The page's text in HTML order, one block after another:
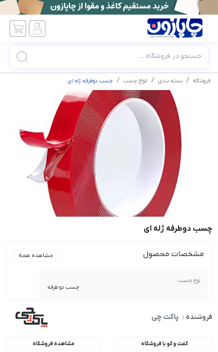
جستجو در فروشگاه ...
فروشگاه بسته بندی انواع چسب چسب دوطرفه ژله ای
چسب دوطرفه ژله ای
مشخصات محصول مشاهده همه
نوع چسب :
چسب دو طرفه
فروشنده : پاکت چی
گفت و گو با فروشگاه مشاهده فروشگاه